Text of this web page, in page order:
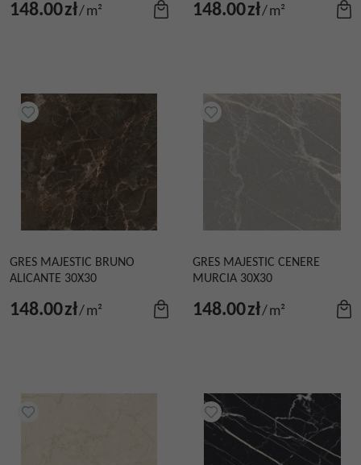
148.00zł/m² 148.00zł/m²
GRES MAJESTIC BRUNO
ALICANTE 30X30
148.00zł/m²
GRES MAJESTIC CENERE
MURCIA 30X30
148.00zł/m²